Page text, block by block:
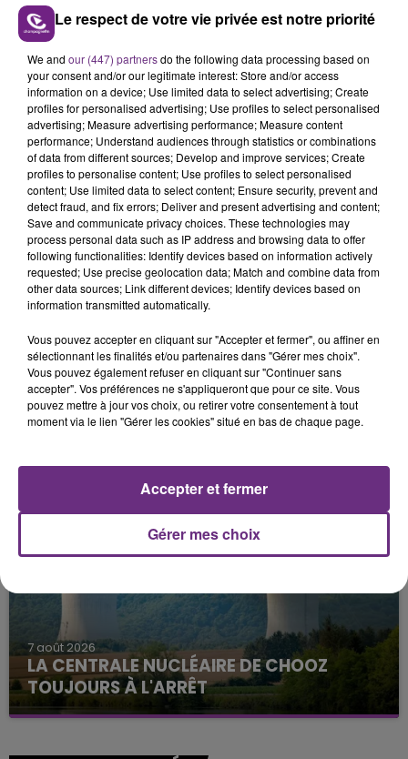
CCAS de Reims
11 rue Voltaire, CS 60022, 51725 REIMS Cedex
Ouverture du lundi au vendredi de 8h00 à 12h00 et de
13h00 à 16h30 sauf le jeudi à 16h00.
03 26 40 26 26
FIL D'ACTU
Julien Fourel n'a plus donné signé de vie depuis 5
mois. Sa sœur poursuit ses recherches pour le
7 août 2026
LA CENTRALE NUCLÉAIRE DE CHOOZ
TOUJOURS À L'ARRÊT
Cela fait déjà une semaine que la centrale
justifiée par la sécheresse intense qui est toujours
Le respect de votre vie privée est notre priorité
We and our (447) partnersdo the following data processing based on
your consent and/or our legitimate interest: Store and/or access
information on a device; Use limited data to select advertising; Create
profiles for personalised advertising; Use profiles to select personalised
advertising; Measure advertising performance; Measure content
performance; Understand audiences through statistics or combinations
of data from different sources; Develop and improve services; Create
profiles to personalise content; Use profiles to select personalised
content; Use limited data to select content; Ensure security, prevent and
detect fraud, and fix errors; Deliver and present advertising and content;
Save and communicate privacy choices. These technologies may
process personal data such as IP address and browsing data to offer
following functionalities: Identify devices based on information actively
requested; Use precise geolocation data; Match and combine data from
other data sources; Link different devices; Identify devices based on
information transmitted automatically.
Vous pouvez accepter en cliquant sur "Accepter et fermer", ou affiner en
sélectionnant les finalités et/ou partenaires dans "Gérer mes choix".
Vous pouvez également refuser en cliquant sur "Continuer sans
accepter". Vos préférences ne s'appliqueront que pour ce site. Vous
pouvez mettre à jour vos choix, ou retirer votre consentement à tout
moment via le lien "Gérer les cookies" situé en bas de chaque page.
Gérer mes choix
Accepter et fermer